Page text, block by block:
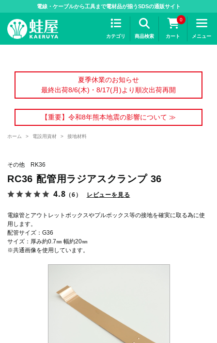
電線・ケーブルから工具まで電材品が揃うSDSの通販サイト
カテゴリ 商品検索
0
カート メニュー
夏季休業のお知らせ
最終出荷8/6(木)・8/17(月)より順次出荷再開
【重要】令和8年熊本地震の影響について ≫
ホーム > 電設用資材 > 接地材料
その他 RK36
RC36 配管用ラジアスクランプ 36
4.8 （6） レビューを見る
電線管とアウトレットボックスやプルボックス等の接地を確実に取る為に使
用します。
配管サイズ：G36
サイズ：厚み約0.7㎜ 幅約20㎜
※共通画像を使用しています。